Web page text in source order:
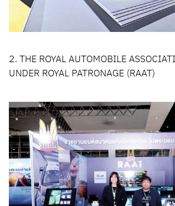
2. THE ROYAL AUTOMOBILE
UNDER ROYAL PATRONAGE (RAAT)